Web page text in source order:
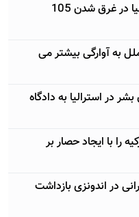
بازگشت به اکتبر 2009؛ نقش استرالیا در غرق شدن 105
به آوارگی بیشتر می
در استرالیا به دادگاه
ترکیه را با ایجاد حصار بر
در اندونزی بازداشت